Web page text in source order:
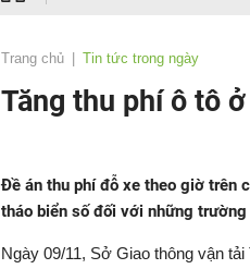
Trang chủ Tin tức trong ngày
Tăng thu phí ô tô
Đề án thu phí đỗ xe theo giờ trên
tháo biển số đối với những
Ngày 09/11, Sở Giao thông vận